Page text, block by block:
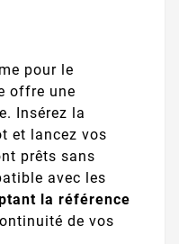
pour le
offre une
Insérez la
et lancez vos
prêts sans
avec les
la référence
de vos